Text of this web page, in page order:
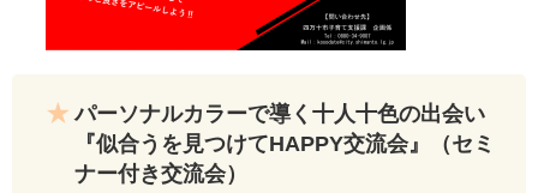
パーソナルカラーで導く十人十色の出会い
『似合うを見つけてHAPPY交流会』（セミ
ナー付き交流会）